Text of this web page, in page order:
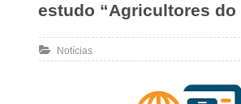
estudo “Agricultores do
Notícias